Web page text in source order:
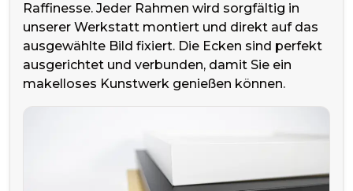
Raffinesse. Jeder Rahmen wird sorgfältig in
unserer Werkstatt montiert und direkt auf das
ausgewählte Bild fixiert. Die Ecken sind perfekt
ausgerichtet und verbunden, damit Sie ein
makelloses Kunstwerk genießen können.